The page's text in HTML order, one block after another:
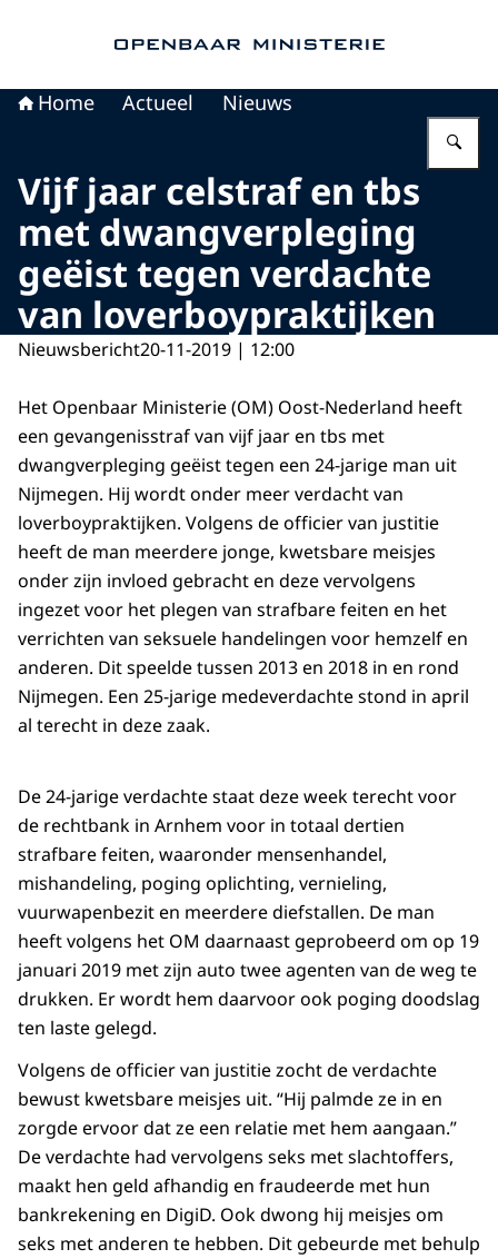
Home Actueel Nieuws
Vijf jaar celstraf en tbs
met dwangverpleging
geëist tegen verdachte
van loverboypraktijken
Nieuwsbericht20-11-2019 | 12:00
Het Openbaar Ministerie (OM) Oost-Nederland heeft
een gevangenisstraf van vijf jaar en tbs met
dwangverpleging geëist tegen een 24-jarige man uit
Nijmegen. Hij wordt onder meer verdacht van
loverboypraktijken. Volgens de officier van justitie
heeft de man meerdere jonge, kwetsbare meisjes
onder zijn invloed gebracht en deze vervolgens
ingezet voor het plegen van strafbare feiten en het
verrichten van seksuele handelingen voor hemzelf en
anderen. Dit speelde tussen 2013 en 2018 in en rond
Nijmegen. Een 25-jarige medeverdachte stond in april
al terecht in deze zaak.
De 24-jarige verdachte staat deze week terecht voor
de rechtbank in Arnhem voor in totaal dertien
strafbare feiten, waaronder mensenhandel,
mishandeling, poging oplichting, vernieling,
vuurwapenbezit en meerdere diefstallen. De man
heeft volgens het OM daarnaast geprobeerd om op 19
januari 2019 met zijn auto twee agenten van de weg te
drukken. Er wordt hem daarvoor ook poging doodslag
ten laste gelegd.
Volgens de officier van justitie zocht de verdachte
bewust kwetsbare meisjes uit. “Hij palmde ze in en
zorgde ervoor dat ze een relatie met hem aangaan.”
De verdachte had vervolgens seks met slachtoffers,
maakt hen geld afhandig en fraudeerde met hun
bankrekening en DigiD. Ook dwong hij meisjes om
seks met anderen te hebben. Dit gebeurde met behulp